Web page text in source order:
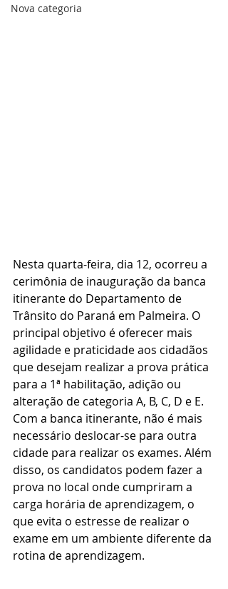
Nova categoria
Nesta quarta-feira, dia 12, ocorreu a
cerimônia de inauguração da banca
itinerante do Departamento de
Trânsito do Paraná em Palmeira. O
principal objetivo é oferecer mais
agilidade e praticidade aos cidadãos
que desejam realizar a prova prática
para a 1ª habilitação, adição ou
alteração de categoria A, B, C, D e E.
Com a banca itinerante, não é mais
necessário deslocar-se para outra
cidade para realizar os exames. Além
disso, os candidatos podem fazer a
prova no local onde cumpriram a
carga horária de aprendizagem, o
que evita o estresse de realizar o
exame em um ambiente diferente da
rotina de aprendizagem.